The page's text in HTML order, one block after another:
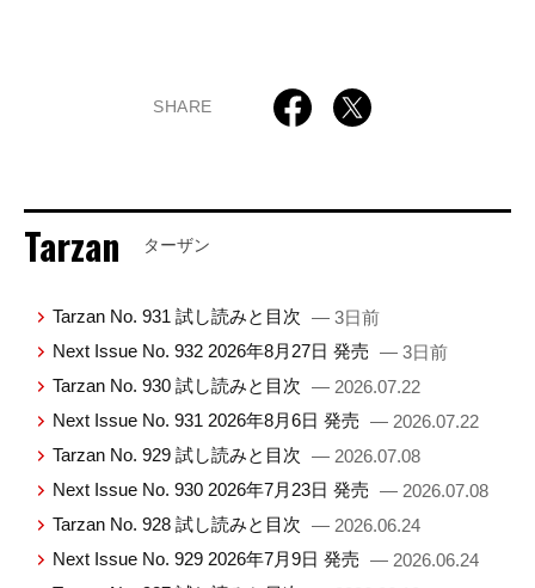
SHARE
Tarzan ターザン
Tarzan No. 931 試し読みと目次 — 3日前
Next Issue No. 932 2026年8月27日 発売 — 3日前
Tarzan No. 930 試し読みと目次 — 2026.07.22
Next Issue No. 931 2026年8月6日 発売 — 2026.07.22
Tarzan No. 929 試し読みと目次 — 2026.07.08
Next Issue No. 930 2026年7月23日 発売 — 2026.07.08
Tarzan No. 928 試し読みと目次 — 2026.06.24
Next Issue No. 929 2026年7月9日 発売 — 2026.06.24